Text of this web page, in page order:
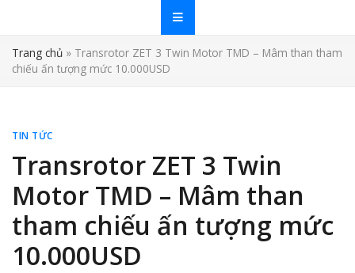
Trang chủ » Transrotor ZET 3 Twin Motor TMD – Mâm than tham
chiếu ấn tượng mức 10.000USD
TIN TỨC
Transrotor ZET 3 Twin
Motor TMD – Mâm than
tham chiếu ấn tượng mức
10.000USD